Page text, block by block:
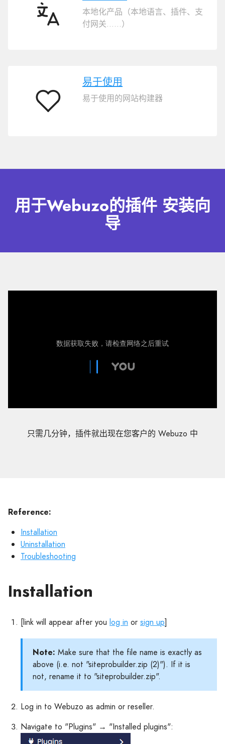
化
50
本地化产品（本地语言、插件、支
付网关……）
易
易于使用
易于使用的网站构建器
用于Webuzo的插件 安装向
导
只需几分钟，插件就出现在您客户的 Webuzo 中
Reference:
Installation
Uninstallation
Troubleshooting
Installation
[link will appear after you log in or sign up]
Note: Make sure that the file name is exactly as
above (i.e. not "siteprobuilder.zip (2)"). If it is
not, rename it to "siteprobuilder.zip".
Log in to Webuzo as admin or reseller.
Navigate to "Plugins" → "Installed plugins":